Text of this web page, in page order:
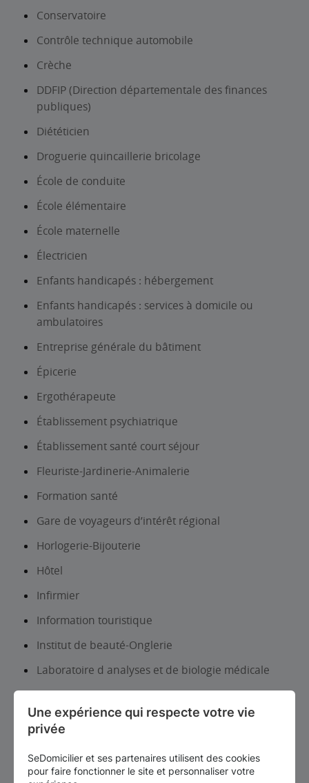
Conservatoire
Contrôle technique automobile
Crèche
DDFIP (Direction départementale des finances
publiques)
Diététicien
Droguerie quincaillerie bricolage
École de conduite
École élémentaire
École maternelle
Électricien
Enfants handicapés : hébergement
Enfants handicapés : services à domicile ou
ambulatoires
Entreprise générale du bâtiment
Épicerie
Ergothérapeute
Établissement psychiatrique
Établissement santé court séjour
Fleuriste-Jardinerie-Animalerie
Formation santé
Gare de voyageurs d’intérêt régional
Horlogerie-Bijouterie
Hôtel
Infirmier
Information touristique
Institut de beauté-Onglerie
Laboratoire d analyses et de biologie médicale
Librairie, papeterie, journaux
Lieux d’exposition et patrimoine
Lycée d’enseignement général et/ou
Une expérience qui respecte votre vie
privée
SeDomicilier et ses partenaires utilisent des cookies
pour faire fonctionner le site et personnaliser votre